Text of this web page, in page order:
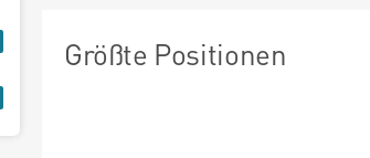
Größte Positionen